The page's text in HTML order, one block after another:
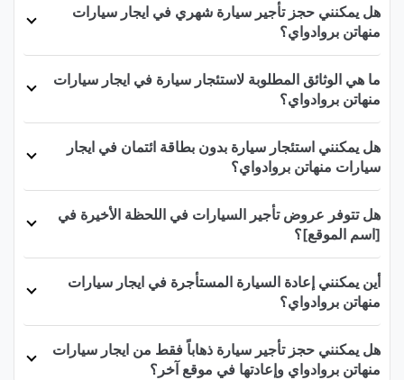
هل يمكنني حجز تأجير سيارة شهري في ايجار سيارات
منهاتن بروادواي؟
ما هي الوثائق المطلوبة لاستئجار سيارة في ايجار سيارات
منهاتن بروادواي؟
هل يمكنني استئجار سيارة بدون بطاقة ائتمان في ايجار
سيارات منهاتن بروادواي؟
هل تتوفر عروض تأجير السيارات في اللحظة الأخيرة في
[اسم الموقع]؟
أين يمكنني إعادة السيارة المستأجرة في ايجار سيارات
منهاتن بروادواي؟
هل يمكنني حجز تأجير سيارة ذهاباً فقط من ايجار سيارات
منهاتن بروادواي وإعادتها في موقع آخر؟